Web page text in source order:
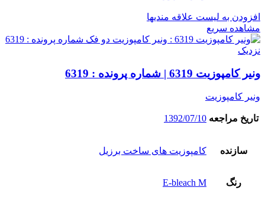
افزودن به لیست علاقه مندیها
مشاهده سریع
نزدیک
ونیر کامپوزیت 6319 | شماره پرونده : 6319
ونیر کامپوزیت
تاریخ مراجعه 1392/07/10
سازنده کامپوزیت های ساخت برزیل
رنگ E-bleach M